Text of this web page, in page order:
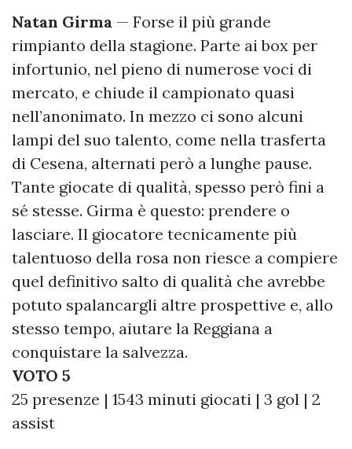
Natan Girma — Forse il più grande
rimpianto della stagione. Parte ai box per
infortunio, nel pieno di numerose voci di
mercato, e chiude il campionato quasi
nell’anonimato. In mezzo ci sono alcuni
lampi del suo talento, come nella trasferta
di Cesena, alternati però a lunghe pause.
Tante giocate di qualità, spesso però fini a
sé stesse. Girma è questo: prendere o
lasciare. Il giocatore tecnicamente più
talentuoso della rosa non riesce a compiere
quel definitivo salto di qualità che avrebbe
potuto spalancargli altre prospettive e, allo
stesso tempo, aiutare la Reggiana a
conquistare la salvezza.
VOTO 5
25 presenze | 1543 minuti giocati | 3 gol | 2
assist